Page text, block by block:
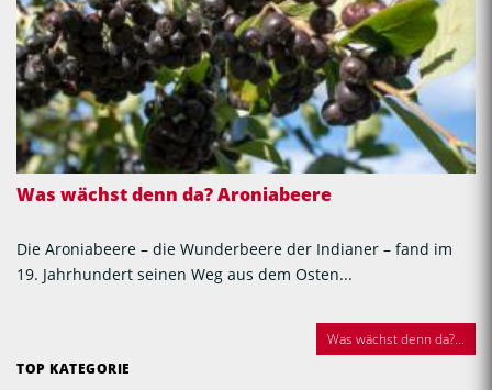
Was wächst denn da? Aroniabeere
Die Aroniabeere – die Wunderbeere der Indianer – fand im
19. Jahrhundert seinen Weg aus dem Osten...
Was wächst denn da?...
TOP KATEGORIE